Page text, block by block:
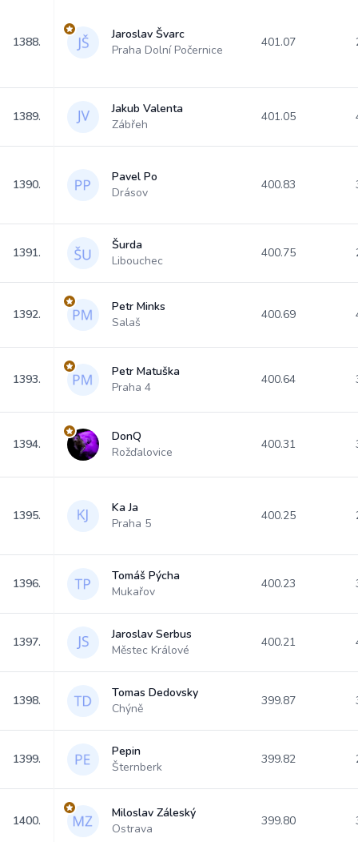
1388.
Jaroslav Švarc
Praha Dolní Počernice
401.07
1389.
Jakub Valenta
Zábřeh
401.05
1390.
Pavel Po
Drásov
400.83
1391.
Šurda
Libouchec
400.75
1392.
Petr Minks
Salaš
400.69
1393.
Petr Matuška
Praha 4
400.64
1394.
DonQ
Rožďalovice
400.31
1395.
Ka Ja
Praha 5
400.25
1396.
Tomáš Pýcha
Mukařov
400.23
1397.
Jaroslav Serbus
Městec Králové
400.21
1398.
Tomas Dedovsky
Chýně
399.87
1399.
Pepin
Šternberk
399.82
1400.
Miloslav Záleský
Ostrava
399.80